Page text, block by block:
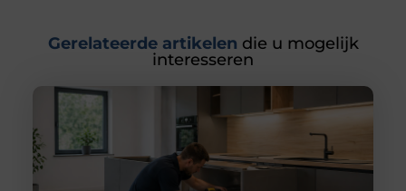
Gerelateerde artikelen die u mogelijk
interesseren